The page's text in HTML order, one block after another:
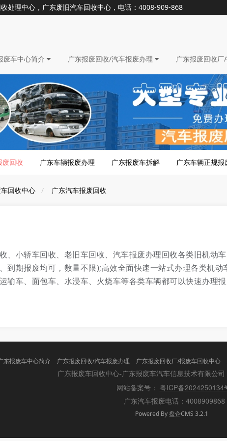
处理中心，广东废旧汽车回收中心，电话：4008-909-868
废车中心简介 广东报废回收/汽车报废办理 广东报废回收
废回收 广东车辆报废办理 广东报废车拆解 广东车辆正规报
回收中心 广东汽车报废回收
、小轿车回收、老旧车回收、汽车报废办理回收各类旧机动
到期报废均可，数量不限);高效全面快速一站式办理各类机
输车、面包车、水浸车、火烧车等各类车辆都可以快速办理报
东报废车中心简介 广东报废回收/汽车报废办理 广东报废回收厂/报废车回收中心
广东报废车回收中心-广东报废车汽车信息技术有限公司
网站备案号： 粤ICP备2024250134
广东汽车报废电话：4008909868
Powered By 盘企CMS 3.2.1
盘企CMS